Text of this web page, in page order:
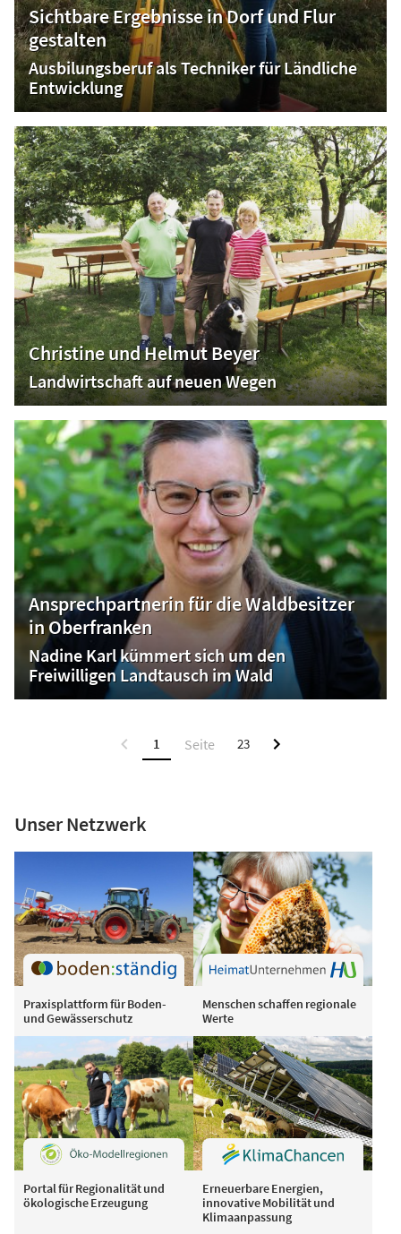
Sichtbare Ergebnisse in Dorf und Flur
gestalten
Ausbilungsberuf als Techniker für Ländliche
Entwicklung
Christine und Helmut Beyer
Landwirtschaft auf neuen Wegen
Ansprechpartnerin für die Waldbesitzer
in Oberfranken
Nadine Karl kümmert sich um den
Freiwilligen Landtausch im Wald
1 23
Unser Netzwerk
Praxisplattform für Boden-
und Gewässerschutz
Menschen schaffen regionale
Werte
Portal für Regionalität und
ökologische Erzeugung
Erneuerbare Energien,
innovative Mobilität und
Klimaanpassung